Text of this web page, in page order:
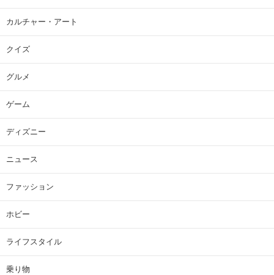
カルチャー・アート
クイズ
グルメ
ゲーム
ディズニー
ニュース
ファッション
ホビー
ライフスタイル
乗り物